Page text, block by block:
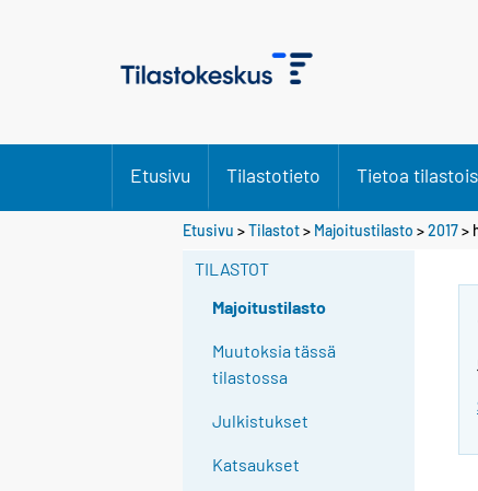
Etusivu Tilastotieto Tietoa
Etusivu >Tilastot> Majoitustilasto >2017>
TILASTOT
Majoitustilasto
Muutoksia tässä
tilastossa
Julkistukset
Katsaukset